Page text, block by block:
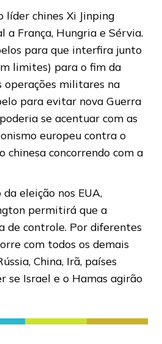
líder chines Xi Jinping
a França, Hungria e Sérvia.
para que interfira junto
limites) para o fim da
operações militares na
para evitar nova Guerra
se acentuar com as
europeu contra o
chinesa concorrendo com a
eleição nos EUA,
permitirá que a
de controle. Por diferentes
com todos os demais
China, Irã, países
se Israel e o Hamas agirão